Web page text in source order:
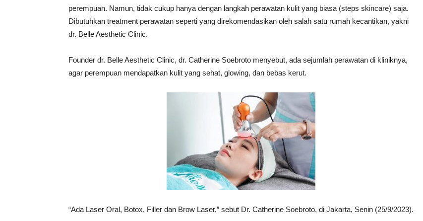
perempuan. Namun, tidak cukup hanya dengan langkah perawatan kulit yang biasa (steps skincare) saja.
Dibutuhkan treatment perawatan seperti yang direkomendasikan oleh salah satu rumah kecantikan, yakni
dr. Belle Aesthetic Clinic.
Founder dr. Belle Aesthetic Clinic, dr. Catherine Soebroto menyebut, ada sejumlah perawatan di kliniknya,
agar perempuan mendapatkan kulit yang sehat, glowing, dan bebas kerut.
“Ada Laser Oral, Botox, Filler dan Brow Laser,” sebut Dr. Catherine Soebroto, di Jakarta, Senin (25/9/2023).